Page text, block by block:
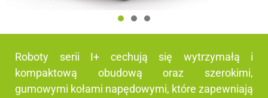
Roboty serii I+ cechują się wytrzymałą i
kompaktową obudową oraz szerokimi,
gumowymi kołami napędowymi, które zapewniają